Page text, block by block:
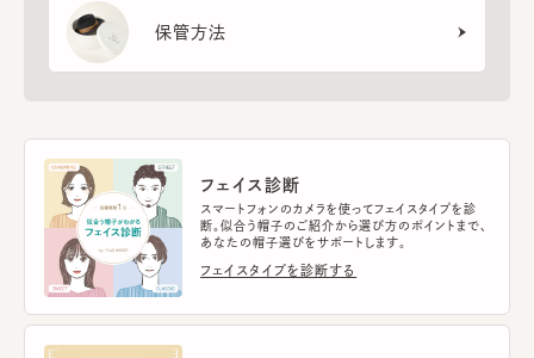
保管方法
フェイス診断
スマートフォンのカメラを使ってフェイスタイプを診
断。似合う帽子のご紹介から選び方のポイントまで、
あなたの帽子選びをサポートします。
フェイスタイプを診断する